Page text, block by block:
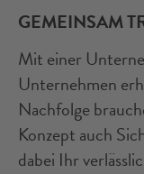
GEMEINSAM
Mit einer
Unternehmen
Nachfolge
Konzept auch
dabei Ihr